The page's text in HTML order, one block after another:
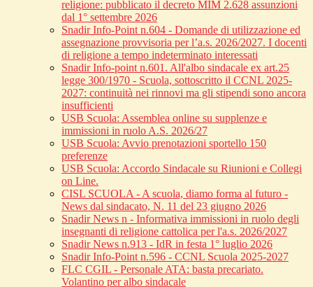
religione: pubblicato il decreto MIM 2.628 assunzioni
dal 1° settembre 2026
Snadir Info-Point n.604 - Domande di utilizzazione ed
assegnazione provvisoria per l’a.s. 2026/2027. I docenti
di religione a tempo indeterminato interessati
Snadir Info-point n.601. All'albo sindacale ex art.25
legge 300/1970 - Scuola, sottoscritto il CCNL 2025-
2027: continuità nei rinnovi ma gli stipendi sono ancora
insufficienti
USB Scuola: Assemblea online su supplenze e
immissioni in ruolo A.S. 2026/27
USB Scuola: Avvio prenotazioni sportello 150
preferenze
USB Scuola: Accordo Sindacale su Riunioni e Collegi
on Line.
CISL SCUOLA - A scuola, diamo forma al futuro -
News dal sindacato, N. 11 del 23 giugno 2026
Snadir News n - Informativa immissioni in ruolo degli
insegnanti di religione cattolica per l'a.s. 2026/2027
Snadir News n.913 - IdR in festa 1° luglio 2026
Snadir Info-Point n.596 - CCNL Scuola 2025-2027
FLC CGIL - Personale ATA: basta precariato.
Volantino per albo sindacale